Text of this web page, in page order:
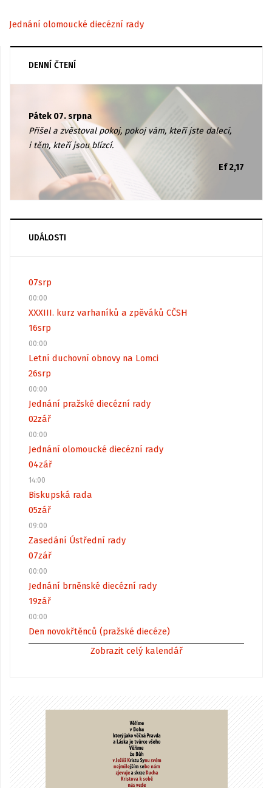
Jednání olomoucké diecézní rady
DENNÍ ČTENÍ
Pátek 07. srpna
Přišel a zvěstoval pokoj, pokoj vám, kteří jste dalecí,
i těm, kteří jsou blízcí.
Ef 2,17
UDÁLOSTI
07srp
00:00
XXXIII. kurz varhaníků a zpěváků CČSH
16srp
00:00
Letní duchovní obnovy na Lomci
26srp
00:00
Jednání pražské diecézní rady
02zář
00:00
Jednání olomoucké diecézní rady
04zář
14:00
Biskupská rada
05zář
09:00
Zasedání Ústřední rady
07zář
00:00
Jednání brněnské diecézní rady
19zář
00:00
Den novokřtěnců (pražské diecéze)
Zobrazit celý kalendář